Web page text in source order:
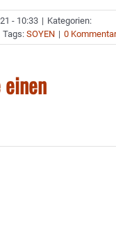
- 10:33 | Kategorien:
Tags:SOYEN | 0